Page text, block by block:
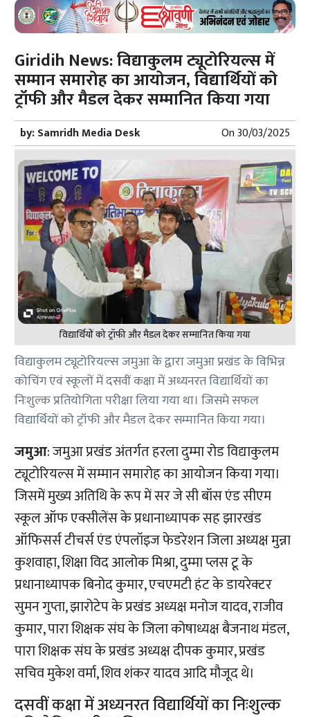
Giridih News: विद्याकुलम ट्यूटोरियल्स में
सम्मान समारोह का आयोजन, विद्यार्थियों को
ट्रॉफी और मैडल देकर सम्मानित किया गया
by:Samridh Media Desk On30/03/2025
विद्यार्थियों को ट्रॉफी और मैडल देकर सम्मानित किया गया
विद्याकुलम ट्यूटोरियल्स जमुआ के द्वारा जमुआ प्रखंड के विभिन्न
कोचिंग एवं स्कूलों में दसवीं कक्षा में अध्यनरत विद्यार्थियों का
निःशुल्क प्रतियोगिता परीक्षा लिया गया था। जिसमे सफल
विद्यार्थियों को ट्रॉफी और मैडल देकर सम्मानित किया गया।
जमुआ: जमुआ प्रखंड अंतर्गत हरला दुम्मा रोड विद्याकुलम
ट्यूटोरियल्स में सम्मान समारोह का आयोजन किया गया।
जिसमें मुख्य अतिथि के रूप में सर जे सी बॉस एंड सीएम
स्कूल ऑफ एक्सीलेंस के प्रधानाध्यापक सह झारखंड
ऑफिसर्स टीचर्स एंड एंपलॉइज फेडरेशन जिला अध्यक्ष मुन्ना
कुशवाहा, शिक्षा विद आलोक मिश्रा, दुम्मा प्लस टू के
प्रधानाध्यापक बिनोद कुमार, एचएमटी हंट के डायरेक्टर
सुमन गुप्ता, झारोटेप के प्रखंड अध्यक्ष मनोज यादव, राजीव
कुमार, पारा शिक्षक संघ के जिला कोषाध्यक्ष बैजनाथ मंडल,
पारा शिक्षक संघ के प्रखंड अध्यक्ष दीपक कुमार, प्रखंड
सचिव मुकेश वर्मा, शिव शंकर यादव आदि मौजूद थे।
दसवीं कक्षा में अध्यनरत विद्यार्थियों का निःशुल्क